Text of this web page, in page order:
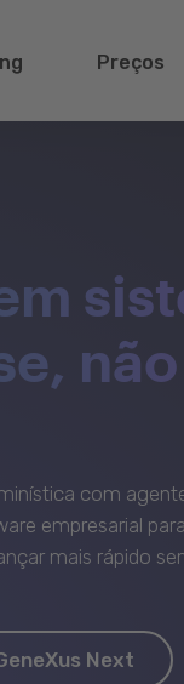
Preços
com
empresarial
mais rápido
Next